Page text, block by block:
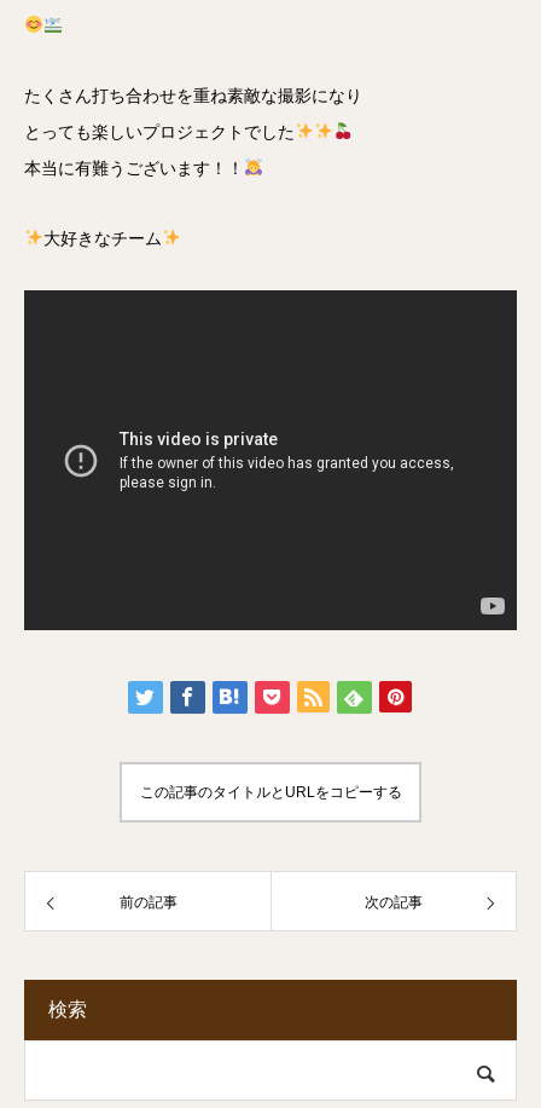
たくさん打ち合わせを重ね素敵な撮影になり
とっても楽しいプロジェクトでした
本当に有難うございます！！
大好きなチーム
この記事のタイトルとURLをコピーする
前の記事 次の記事
検索